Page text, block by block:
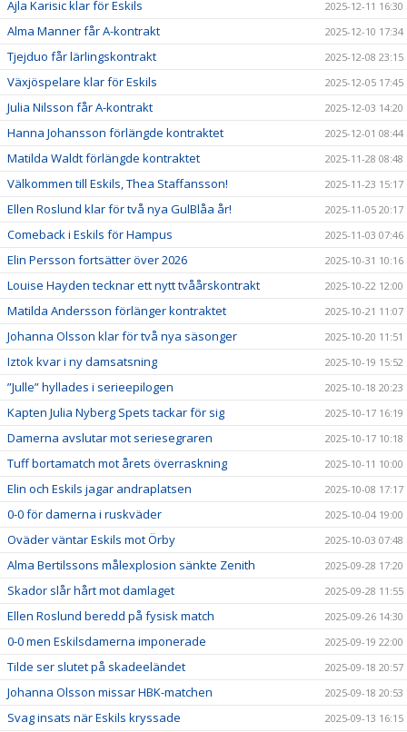
Ajla Karisic klar för Eskils 2025-12-11 16:30
Alma Manner får A-kontrakt 2025-12-10 17:34
Tjejduo får lärlingskontrakt 2025-12-08 23:15
Växjöspelare klar för Eskils 2025-12-05 17:45
Julia Nilsson får A-kontrakt 2025-12-03 14:20
Hanna Johansson förlängde kontraktet 2025-12-01 08:44
Matilda Waldt förlängde kontraktet 2025-11-28 08:48
Välkommen till Eskils, Thea Staffansson! 2025-11-23 15:17
Ellen Roslund klar för två nya GulBlåa år! 2025-11-05 20:17
Comeback i Eskils för Hampus 2025-11-03 07:46
Elin Persson fortsätter över 2026 2025-10-31 10:16
Louise Hayden tecknar ett nytt tvåårskontrakt 2025-10-22 12:00
Matilda Andersson förlänger kontraktet 2025-10-21 11:07
Johanna Olsson klar för två nya säsonger 2025-10-20 11:51
Iztok kvar i ny damsatsning 2025-10-19 15:52
”Julle” hyllades i serieepilogen 2025-10-18 20:23
Kapten Julia Nyberg Spets tackar för sig 2025-10-17 16:19
Damerna avslutar mot seriesegraren 2025-10-17 10:18
Tuff bortamatch mot årets överraskning 2025-10-11 10:00
Elin och Eskils jagar andraplatsen 2025-10-08 17:17
0-0 för damerna i ruskväder 2025-10-04 19:00
Oväder väntar Eskils mot Örby 2025-10-03 07:48
Alma Bertilssons målexplosion sänkte Zenith 2025-09-28 17:20
Skador slår hårt mot damlaget 2025-09-28 11:55
Ellen Roslund beredd på fysisk match 2025-09-26 14:30
0-0 men Eskilsdamerna imponerade 2025-09-19 22:00
Tilde ser slutet på skadeeländet 2025-09-18 20:57
Johanna Olsson missar HBK-matchen 2025-09-18 20:53
Svag insats när Eskils kryssade 2025-09-13 16:15